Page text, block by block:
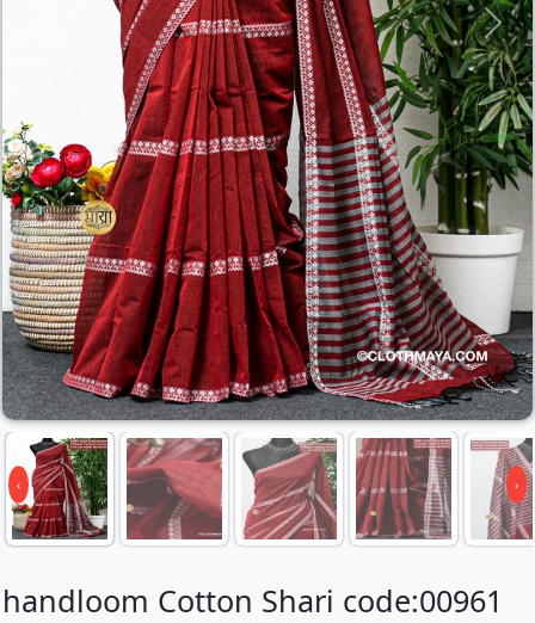
Next
‹ ›
handloom Cotton Shari code:00961